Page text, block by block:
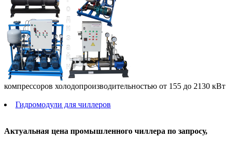
компрессоров холодопроизводительностью от 155 до 2130 кВт
Гидромодули для чиллеров
Актуальная цена промышленного чиллера по запросу,